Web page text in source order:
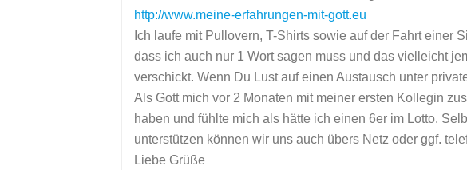
http://www.meine-erfahrungen-mit-gott.eu
Ich laufe mit Pullovern, T-Shirts sowie auf der Fahrt einer
dass ich auch nur 1 Wort sagen muss und das vielleicht
verschickt. Wenn Du Lust auf einen Austausch unter
Als Gott mich vor 2 Monaten mit meiner ersten Kollegin
haben und fühlte mich als hätte ich einen 6er im Lotto.
unterstützen können wir uns auch übers Netz oder ggf.
Liebe Grüße